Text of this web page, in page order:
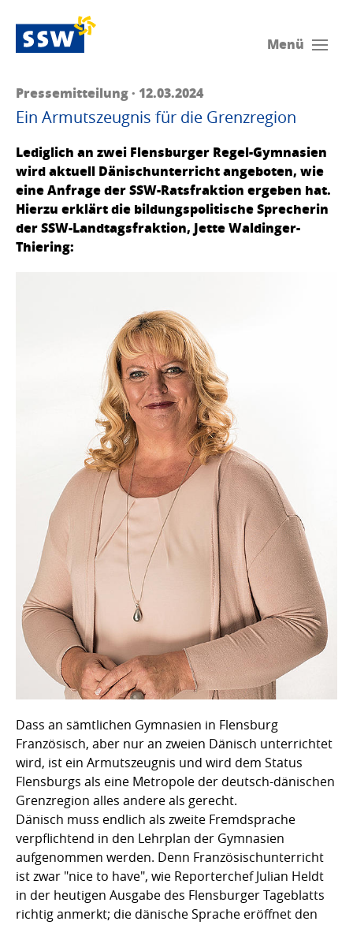
Menü
Pressemitteilung · 12.03.2024
Ein Armutszeugnis für die Grenzregion
Lediglich an zwei Flensburger Regel-Gymnasien
wird aktuell Dänischunterricht angeboten, wie
eine Anfrage der SSW-Ratsfraktion ergeben hat.
Hierzu erklärt die bildungspolitische Sprecherin
der SSW-Landtagsfraktion, Jette Waldinger-
Thiering:
Dass an sämtlichen Gymnasien in Flensburg
Französisch, aber nur an zweien Dänisch unterrichtet
wird, ist ein Armutszeugnis und wird dem Status
Flensburgs als eine Metropole der deutsch-dänischen
Grenzregion alles andere als gerecht.
Dänisch muss endlich als zweite Fremdsprache
verpflichtend in den Lehrplan der Gymnasien
aufgenommen werden. Denn Französischunterricht
ist zwar "nice to have", wie Reporterchef Julian Heldt
in der heutigen Ausgabe des Flensburger Tageblatts
richtig anmerkt; die dänische Sprache eröffnet den